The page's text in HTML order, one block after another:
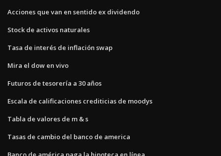
Acciones que van en sentido ex dividendo
Stock de activos naturales
Tasa de interés de inflación swap
Mira el dow en vivo
Futuros de tesorería a 30 años
Escala de calificaciones crediticias de moodys
Tabla de valores de m & s
Tasas de cambio del banco de america